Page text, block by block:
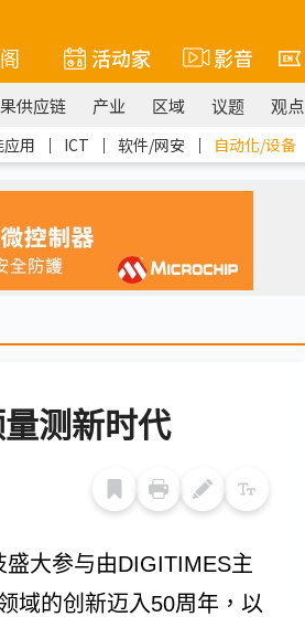
活动家 影音
供应链 产业 区域 议题 观点
用 ｜ ICT ｜ 软件/网安 ｜ 自动化/设备
测新时代
大参与由DIGITIMES主
域的创新迈入50周年，以